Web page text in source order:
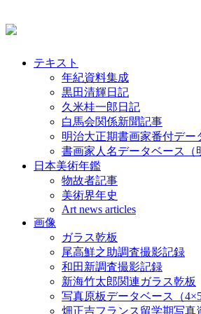
テキスト
年紀資料集成
黒田清輝日記
久米桂一郎日記
白馬会関係新聞記事
明治大正期書画家番付デー
書画家人名データベース
日本美術年鑑
物故者記事
美術界年史
Art news articles
画像
ガラス乾板
尾高鮮之助調査撮影記録
和田新調査撮影記録
新海竹太郎関連ガラス乾板
写真原板データベース（4×5
畑正吉フランス留学期写真